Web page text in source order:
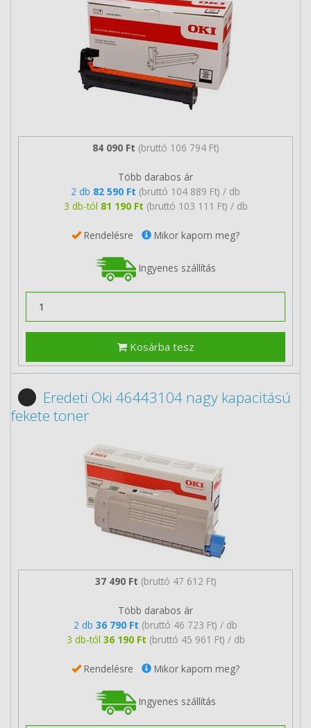
84 090 Ft (bruttó 106 794 Ft)
Több darabos ár
2 db 82 590 Ft (bruttó 104 889 Ft) / db
3 db-tól 81 190 Ft (bruttó 103 111 Ft) / db
Rendelésre Mikor kapom meg?
Ingyenes szállítás
Kosárba tesz
Eredeti Oki 46443104 nagy kapacitású
fekete toner
37 490 Ft (bruttó 47 612 Ft)
Több darabos ár
2 db 36 790 Ft (bruttó 46 723 Ft) / db
3 db-tól 36 190 Ft (bruttó 45 961 Ft) / db
Rendelésre Mikor kapom meg?
Ingyenes szállítás